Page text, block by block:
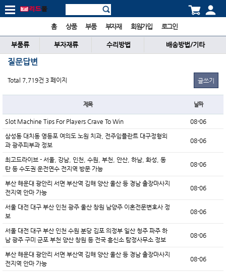
홈 상품 부품 부자재 회원가입 로그인
부품류 부자재류 수리방법 배송방법/기타
질문답변
Total 7,719건 3 페이지 글쓰기
제목 날짜
Slot Machine Tips For Players Crave To Win 08-06
삼성동 대치동 영등포 여의도 노원 치과, 전주임플란트 대구정형외
과 광주피부과 정보
08-06
최고드라이브 - 서울, 강남, 인천, 수원, 부천, 안산, 하남, 화성, 동
탄 등 수도권 운전연수 전지역 방문 가능
08-06
부산 해운대 광안리 서면 부산역 김해 양산 울산 등 경남 출장마사지
전지역 안마 가능
08-06
서울 대전 대구 부산 인천 광주 울산 창원 남양주 이혼전문변호사 정
보
08-06
서울 대전 대구 부산 인천 수원 분당 김포 의정부 일산 청주 파주 하
남 광주 구미 군포 부천 양산 창원 등 전국 흥신소 탐정사무소 정보
08-06
부산 해운대 광안리 서면 부산역 김해 양산 울산 등 경남 출장마사지
전지역 안마 가능
08-06